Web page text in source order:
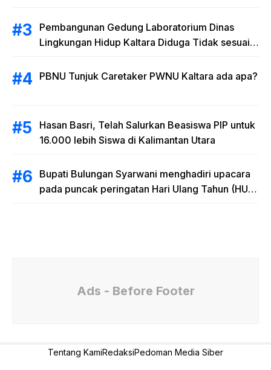
Pembangunan Gedung Laboratorium Dinas
Lingkungan Hidup Kaltara Diduga Tidak sesuai
PBNU Tunjuk Caretaker PWNU Kaltara ada apa?
Hasan Basri, Telah Salurkan Beasiswa PIP untuk
16.000 lebih Siswa di Kalimantan Utara
Bupati Bulungan Syarwani menghadiri upacara
pada puncak peringatan Hari Ulang Tahun (HUT)
Ads - Before Footer
Tentang KamiRedaksiPedoman Media Siber